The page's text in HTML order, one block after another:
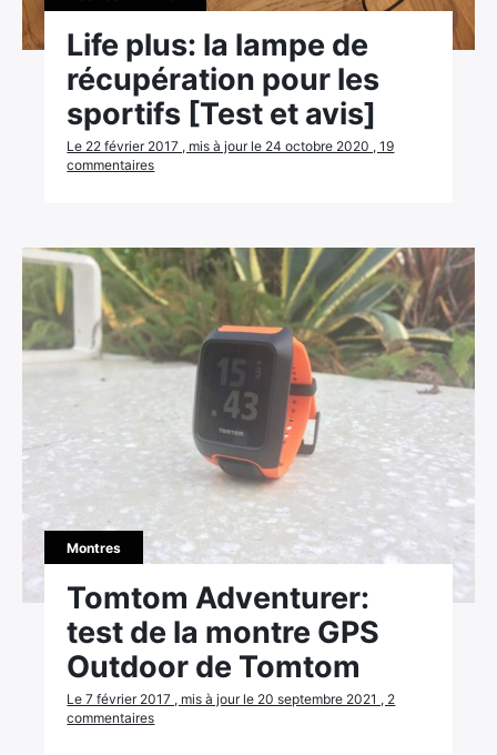
Life plus: la lampe de
récupération pour les
sportifs [Test et avis]
Le 22 février 2017 , mis à jour le 24 octobre 2020 , 19
commentaires
Montres
Tomtom Adventurer:
test de la montre GPS
Outdoor de Tomtom
Le 7 février 2017 , mis à jour le 20 septembre 2021 , 2
commentaires